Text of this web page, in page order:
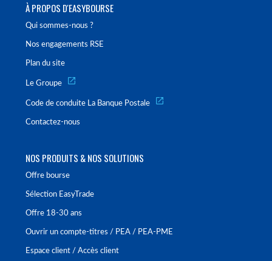
À PROPOS D'EASYBOURSE
Qui sommes-nous ?
Nos engagements RSE
Plan du site
Le Groupe
Code de conduite La Banque Postale
Contactez-nous
NOS PRODUITS & NOS SOLUTIONS
Offre bourse
Sélection EasyTrade
Offre 18-30 ans
Ouvrir un compte-titres / PEA / PEA-PME
Espace client / Accès client